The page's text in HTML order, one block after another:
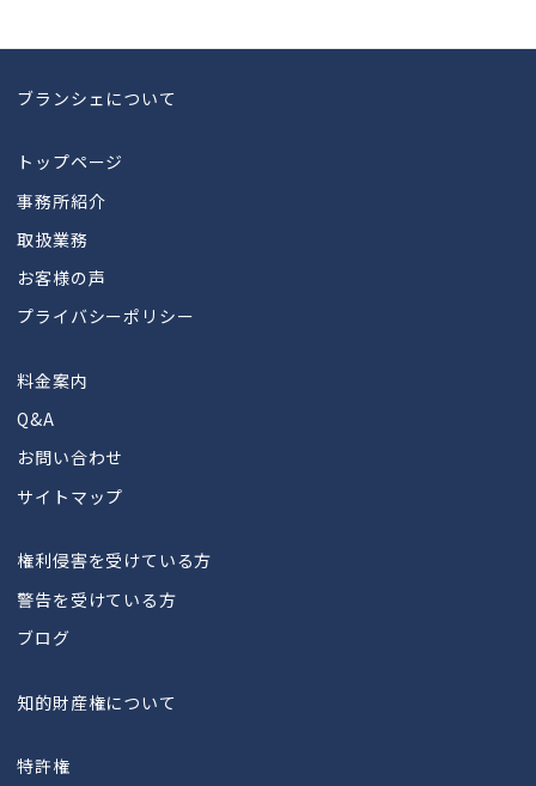
ブランシェについて
トップページ
事務所紹介
取扱業務
お客様の声
プライバシーポリシー
料金案内
Q&A
お問い合わせ
サイトマップ
権利侵害を受けている方
警告を受けている方
ブログ
知的財産権について
特許権